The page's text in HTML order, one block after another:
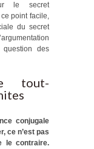
le secret
point facile,
du secret
des
tout-
conjugale
ce n’est pas
le contraire.